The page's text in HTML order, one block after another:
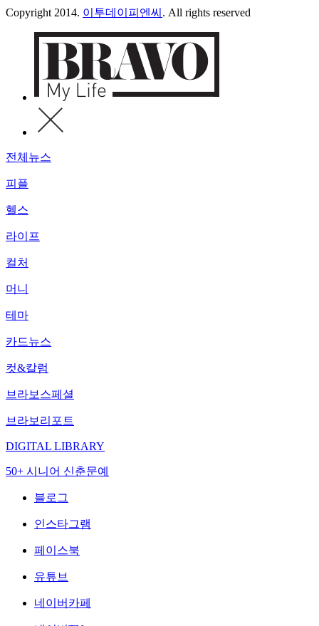
Copyright 2014. 이투데이피엔씨 . All rights reserved
전체뉴스
피플
헬스
라이프
컬처
머니
테마
카드뉴스
컷&칼럼
브라보스페셜
브라보리포트
DIGITAL LIBRARY
50+ 시니어 신춘문예
블로그
인스타그램
페이스북
유튜브
네이버카페